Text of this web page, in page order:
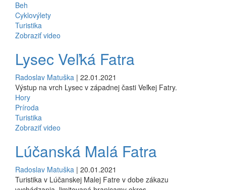
Beh
Cyklovýlety
Turistika
Zobraziť video
Lysec Veľká Fatra
Radoslav Matuška | 22.01.2021
Výstup na vrch Lysec v západnej časti Veľkej Fatry.
Hory
Príroda
Turistika
Zobraziť video
Lúčanská Malá Fatra
Radoslav Matuška | 20.01.2021
Turistika v Lúčanskej Malej Fatre v dobe zákazu